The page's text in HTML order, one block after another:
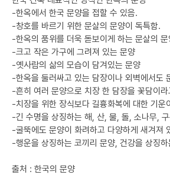
-한옥에서 한국 문양을 접할 수 있음.
-창호를 바르기 위한 문살의 문양이 독특함.
-한옥의 품위를 더욱 돋보이게 하는 문살의 문
-크고 작은 가구에 그려져 있는 문양
-옛사람의 삶의 모습이 담겨있는 문양
-한옥을 둘러싸고 있는 담장이나 외벽에서도
-흔히 여러 문양으로 치장 한 담장을 꽃담이라
-치장을 위한 장식보다 길흉화복에 대한 기운
-긴 수명을 상징하는 해, 산, 물, 돌, 소나무,
-굴뚝에도 문양이 화려하고 다양하게 새겨져
-행운을 상징하는 코끼리 문양, 건강을 상징하
출처 : 한국의 문양